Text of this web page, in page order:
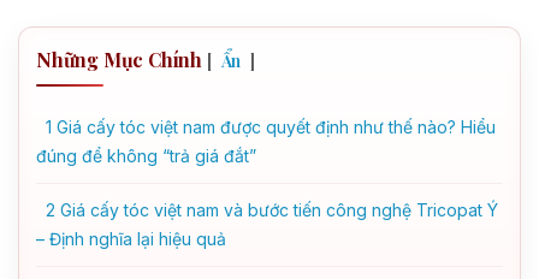
Những Mục Chính [ Ẩn ]
1 Giá cấy tóc việt nam được quyết định như thế nào? Hiểu
đúng để không “trả giá đắt”
2 Giá cấy tóc việt nam và bước tiến công nghệ Tricopat Ý
– Định nghĩa lại hiệu quả